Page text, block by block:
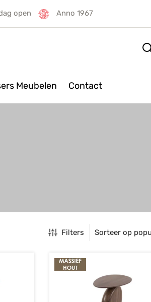
open Anno 1967
Meubelen Contact
Filters